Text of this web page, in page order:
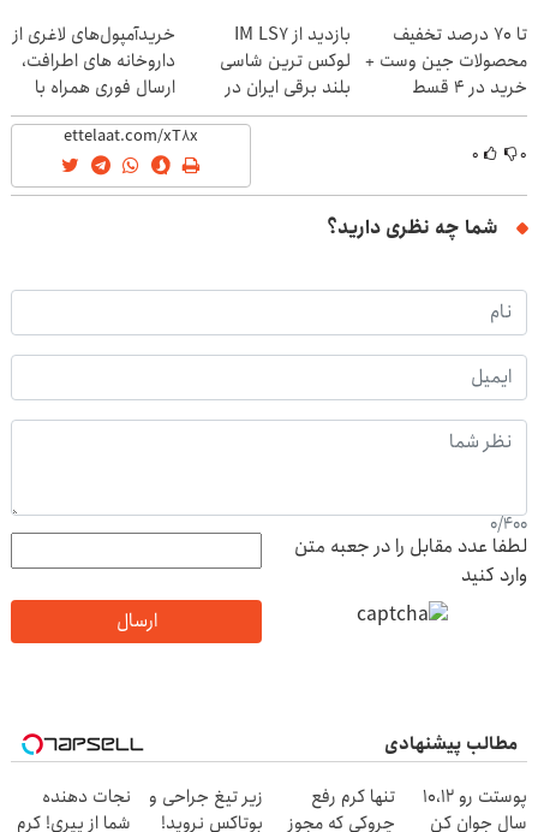
تا 70 درصد تخفیف
محصولات جین وست +
خرید در 4 قسط
بازدید از IM LS7
لوکس ترین شاسی
بلند برقی ایران در
باشگاه انقلاب
خریدآمپول‌های لاغری از
داروخانه های اطرافت،
ارسال فوری همراه با
پک یخ!
۰ ۰
شما چه نظری دارید؟
0/400
لطفا عدد مقابل را در جعبه متن
وارد کنید
ارسال
مطالب پیشنهادی
پوستت رو 10،12
سال جوان کن
تنها کرم رفع
چروکی که مجوز
زیر تیغ جراحی و
بوتاکس نروید!
نجات دهنده
شما از پیری! کرم